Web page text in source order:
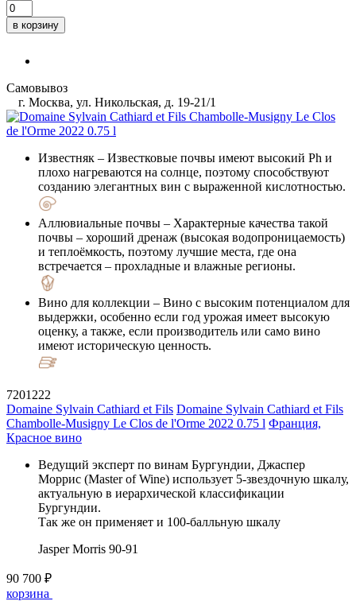
в корзину
Самовывоз
г. Москва, ул. Никольская, д. 19-21/1
Известняк – Известковые почвы имеют высокий Ph и
плохо нагреваются на солнце, поэтому способствуют
созданию элегантных вин с выраженной кислотностью.
Аллювиальные почвы – Характерные качества такой
почвы – хороший дренаж (высокая водопроницаемость)
и теплоёмкость, поэтому лучшие места, где она
встречается – прохладные и влажные регионы.
Вино для коллекции – Вино с высоким потенциалом для
выдержки, особенно если год урожая имеет высокую
оценку, а также, если производитель или само вино
имеют историческую ценность.
7201222
Domaine Sylvain Cathiard et Fils Domaine Sylvain Cathiard et Fils
Chambolle-Musigny Le Clos de l'Orme 2022 0.75 l Франция,
Красное вино
Ведущий эксперт по винам Бургундии, Джаспер
Моррис (Master of Wine) использует 5-звездочную шкалу,
актуальную в иерархической классификации
Бургундии.
Так же он применяет и 100-балльную шкалу
Jasper Morris 90-91
90 700 ₽
корзина